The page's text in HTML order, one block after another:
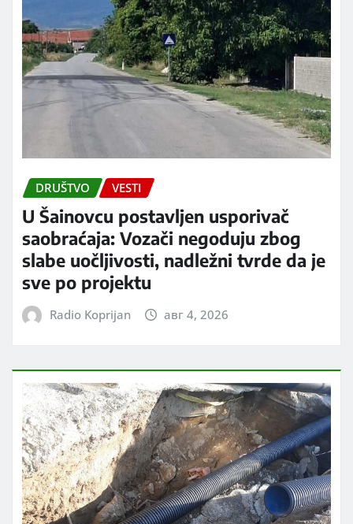
DRUŠTVO VESTI
U Šainovcu postavljen usporivač
saobraćaja: Vozači negoduju zbog
slabe uočljivosti, nadležni tvrde da je
sve po projektu
Radio Koprijan авг 4, 2026